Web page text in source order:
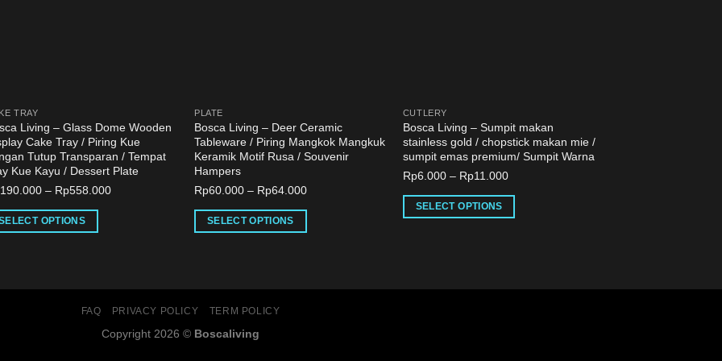
TRAY
Living – Glass Dome Wooden
Cake Tray / Piring Kue
Tutup Transparan / Tempat
Kue Kayu / Dessert Plate
190.000 – Rp558.000
OPTIONS
PLATE
Bosca Living – Deer Ceramic
Tableware / Piring Mangkok Mangkuk
Keramik Motif Rusa / Souvenir
Hampers
Rp60.000 – Rp64.000
SELECT OPTIONS
variants.
The
CUTLERY
Bosca Living – Sumpit makan
stainless gold / chopstick makan mie /
sumpit emas premium/ Sumpit Warna
Rp6.000– Rp11.000
SELECT OPTIONS
FAQ PRIVACY POLICY TERM POLICY
Copyright 2026 © Boscaliving